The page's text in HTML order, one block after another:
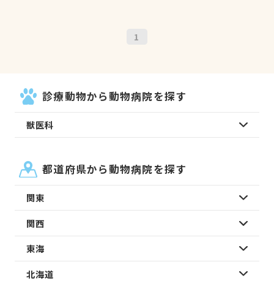
1
診療動物から動物病院を探す
獣医科
都道府県から動物病院を探す
関東
関西
東海
北海道